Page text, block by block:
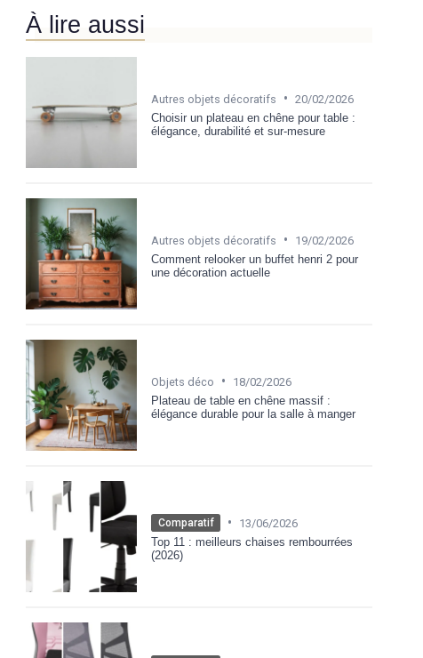
À lire aussi
Autres objets décoratifs • 20/02/2026
Choisir un plateau en chêne pour table :
élégance, durabilité et sur‑mesure
Autres objets décoratifs •
19/02/2026
Comment relooker un buffet henri 2 pour
une décoration actuelle
Objets déco •
18/02/2026
Plateau de table en chêne massif :
élégance durable pour la salle à manger
Comparatif •
13/06/2026
Top 11 : meilleurs chaises rembourrées
(2026)